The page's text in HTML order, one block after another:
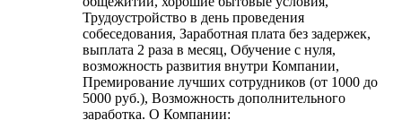
Трудоустройство в день проведения
собеседования, Заработная плата без задержек,
выплата 2 раза в месяц, Обучение с нуля,
возможность развития внутри Компании,
Премирование лучших сотрудников (от 1000 до
5000 руб.), Возможность дополнительного
заработка. О Компании: